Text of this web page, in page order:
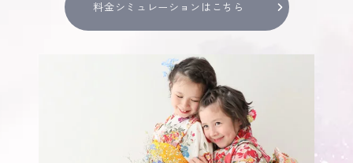
料金シミュレーションはこちら